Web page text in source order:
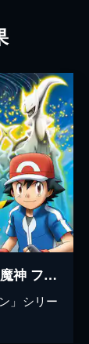
ポケモン・ザ・ムービーＸＹ 光輪の超魔神 フーパ
」シリー